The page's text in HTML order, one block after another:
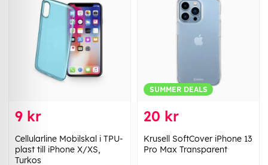
9 kr
Cellularline Mobilskal i TPU-
plast till iPhone X/XS,
Turkos
SUMMER DEALS
20 kr
Krusell SoftCover iPhone 13
Pro Max Transparent